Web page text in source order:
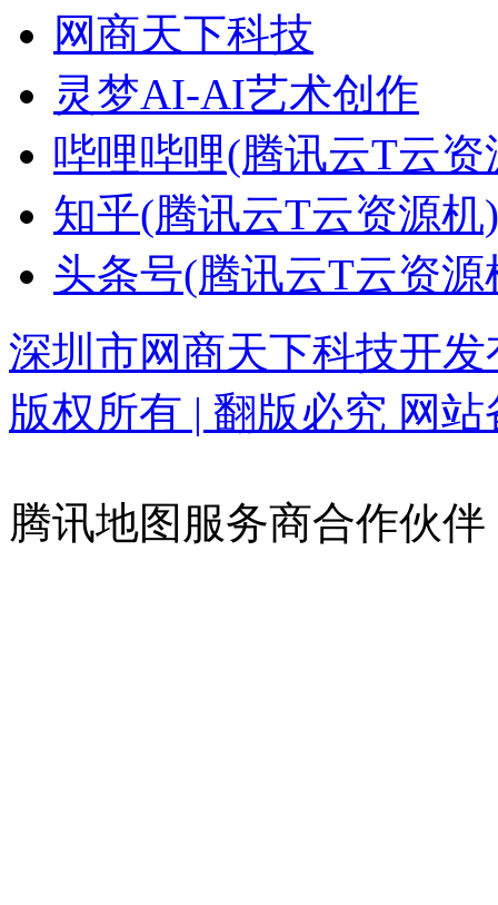
网商天下科技
灵梦AI-AI艺术创作
哔哩哔哩(腾讯云T云资
知乎(腾讯云T云资源机)
头条号(腾讯云T云资源
深圳市网商天下科技开发
版权所有 | 翻版必究 网站
腾讯地图服务商合作伙伴